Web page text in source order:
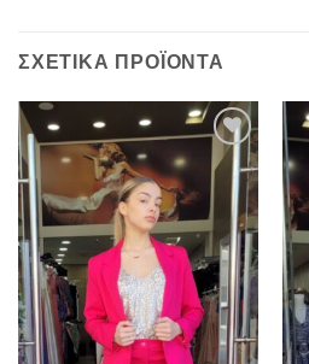
ΣΧΕΤΙΚΆ ΠΡΟΪΌΝΤΑ
Προσθήκη
αγαπημένα